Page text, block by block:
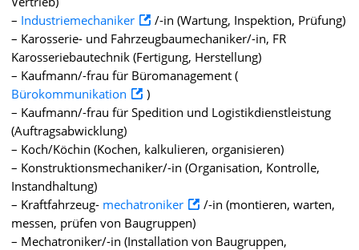
– Industriemechaniker
/-in (Wartung, Inspektion, Prüfung)
– Karosserie- und Fahrzeugbaumechaniker/-in, FR
Karosseriebautechnik (Fertigung, Herstellung)
– Kaufmann/-frau für Büromanagement (
Bürokommunikation
)
– Kaufmann/-frau für Spedition und Logistikdienstleistung
(Auftragsabwicklung)
– Koch/Köchin (Kochen, kalkulieren, organisieren)
– Konstruktionsmechaniker/-in (Organisation, Kontrolle,
Instandhaltung)
– Kraftfahrzeug- mechatroniker
/-in (montieren, warten,
messen, prüfen von Baugruppen)
– Mechatroniker/-in (Installation von Baugruppen,